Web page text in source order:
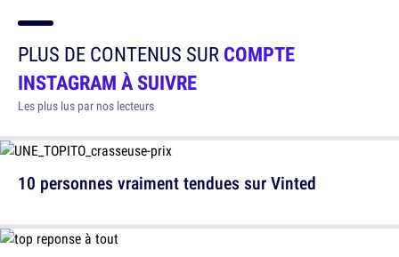
PLUS DE CONTENUS SURCOMPTE
INSTAGRAM À SUIVRE
Les plus lus par nos lecteurs
10 personnes vraiment tendues sur Vinted